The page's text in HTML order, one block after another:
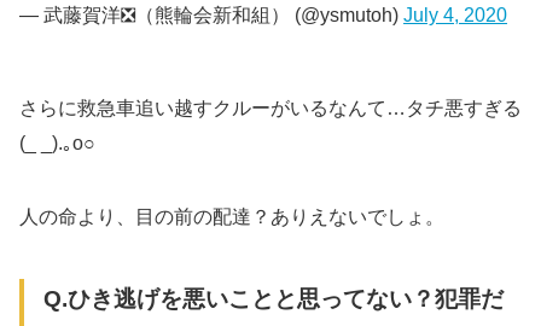
— 武藤賀洋❎（熊輪会新和組） (@ysmutoh) July 4, 2020
さらに救急車追い越すクルーがいるなんて…タチ悪すぎる
(_ _).｡o○
人の命より、目の前の配達？ありえないでしょ。
Q.ひき逃げを悪いことと思ってない？犯罪だ